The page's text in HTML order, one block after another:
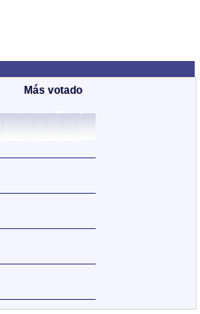
Más votado